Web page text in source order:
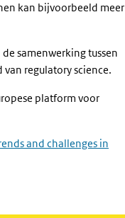
kan bijvoorbeeld meer
samenwerking tussen
van regulatory science.
platform voor
and challenges in